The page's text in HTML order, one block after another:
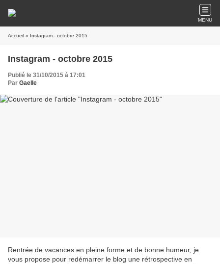
MENU
Accueil » Instagram - octobre 2015
Instagram - octobre 2015
Publié le 31/10/2015 à 17:01
Par Gaelle
Rentrée de vacances en pleine forme et de bonne humeur, je
vous propose pour redémarrer le blog une rétrospective en